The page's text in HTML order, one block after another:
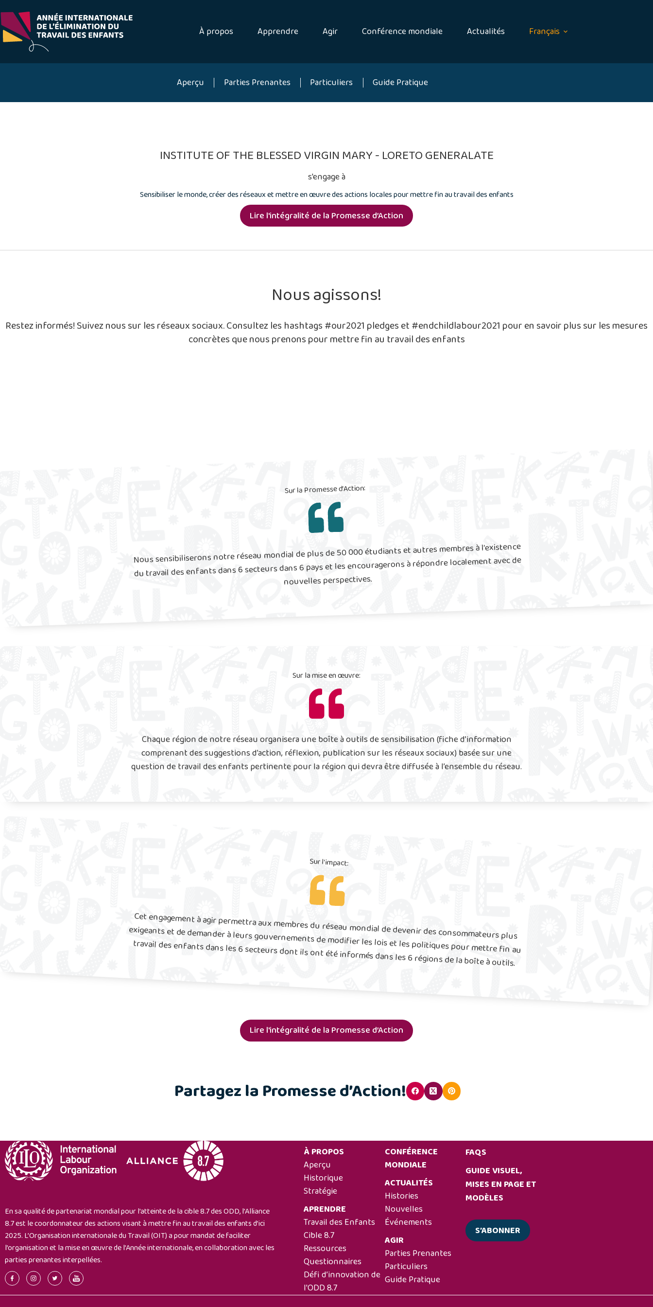
to
content
À propos Apprendre Agir Conférence mondiale Actualités Français
Aperçu Parties Prenantes Particuliers Guide Pratique
INSTITUTE OF THE BLESSED VIRGIN MARY - LORETO GENERALATE
s'engage à
Sensibiliser le monde, créer des réseaux et mettre en œuvre des actions locales pour mettre fin au travail des enfants
Lire l'intégralité de la Promesse d’Action
Nous agissons!
Restez informés! Suivez nous sur les réseaux sociaux. Consultez les hashtags #our2021 pledges et #endchildlabour2021 pour en savoir plus sur les mesures
concrètes que nous prenons pour mettre fin au travail des enfants
Sur la Promesse d’Action:
Nous sensibiliserons notre réseau mondial de plus de 50 000 étudiants et autres membres à l’existence
du travail des enfants dans 6 secteurs dans 6 pays et les encouragerons à répondre localement avec de
nouvelles perspectives.
Sur la mise en œuvre:
Chaque région de notre réseau organisera une boîte à outils de sensibilisation (fiche d’information
comprenant des suggestions d’action, réflexion, publication sur les réseaux sociaux) basée sur une
question de travail des enfants pertinente pour la région qui devra être diffusée à l’ensemble du réseau.
Sur l'impact:
Cet engagement à agir permettra aux membres du réseau mondial de devenir des consommateurs plus
exigeants et de demander à leurs gouvernements de modifier les lois et les politiques pour mettre fin au
travail des enfants dans les 6 secteurs dont ils ont été informés dans les 6 régions de la boîte à outils.
Lire l'intégralité de la Promesse d’Action
Partagez la Promesse d’Action!
En sa qualité de partenariat mondial pour l’atteinte de la cible 8.7 des ODD, l’Alliance
8.7 est le coordonnateur des actions visant à mettre fin au travail des enfants d’ici
2025. L’Organisation internationale du Travail (OIT) a pour mandat de faciliter
l’organisation et la mise en œuvre de l’Année internationale, en collaboration avec les
parties prenantes interpellées.
À PROPOS
Aperçu
Historique
Stratégie
APRENDRE
Travail des Enfants
Cible 8.7
Ressources
Questionnaires
Défi d’innovation de
l'ODD 8.7
CONFÉRENCE
MONDIALE
ACTUALITÉS
Histories
Nouvelles
Événements
AGIR
Parties Prenantes
Particuliers
Guide Pratique
FAQS
GUIDE VISUEL,
MISES EN PAGE ET
MODÈLES
S’ABONNER